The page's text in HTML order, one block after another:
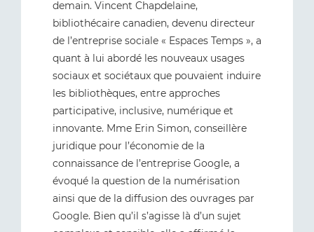
demain. Vincent Chapdelaine,
bibliothécaire canadien, devenu directeur
de l’entreprise sociale « Espaces Temps », a
quant à lui abordé les nouveaux usages
sociaux et sociétaux que pouvaient induire
les bibliothèques, entre approches
participative, inclusive, numérique et
innovante. Mme Erin Simon, conseillère
juridique pour l’économie de la
connaissance de l’entreprise Google, a
évoqué la question de la numérisation
ainsi que de la diffusion des ouvrages par
Google. Bien qu’il s’agisse là d’un sujet